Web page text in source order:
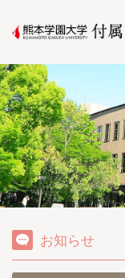
お知らせ